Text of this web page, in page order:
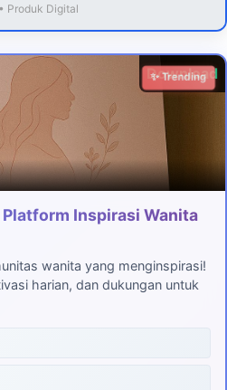
Produk Digital
Download
✨ Trending
Inspirasi Wanita
wanita yang menginspirasi!
harian, dan dukungan untuk